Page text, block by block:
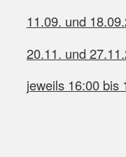
11.09. und
20.11. und
jeweils 16:00 bis